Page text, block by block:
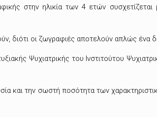
στην ηλικία των 4 ετών
διότι οι ζωγραφιές αποτελούν απλώς ένα
Ψυχιατρικής του Ινστιτούτου
και την σωστή ποσότητα των